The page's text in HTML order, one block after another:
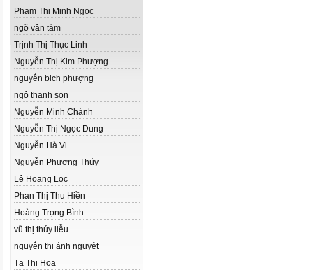
Phạm Thị Minh Ngọc
ngô văn tám
Trịnh Thị Thục Linh
Nguyễn Thị Kim Phượng
nguyễn bich phượng
ngô thanh son
Nguyễn Minh Chánh
Nguyễn Thị Ngọc Dung
Nguyễn Hà Vi
Nguyễn Phương Thúy
Lê Hoang Loc
Phan Thị Thu Hiền
Hoàng Trọng Bình
vũ thị thúy liễu
nguyễn thị ánh nguyệt
Tạ Thị Hoa